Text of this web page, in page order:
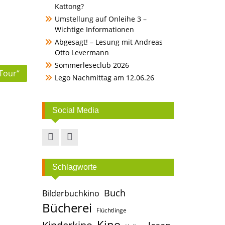
Kattong?
Umstellung auf Onleihe 3 –
Wichtige Informationen
Abgesagt! – Lesung mit Andreas
Otto Levermann
Sommerleseclub 2026
Lego Nachmittag am 12.06.26
Social Media
Schlagworte
Bilderbuchkino Buch
Bücherei Flüchtlinge